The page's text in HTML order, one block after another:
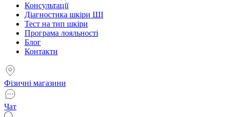
Консультації
Діагностика шкіри ШІ
Тест на тип шкіри
Програма лояльності
Блог
Контакти
Фізичні магазини
Чат